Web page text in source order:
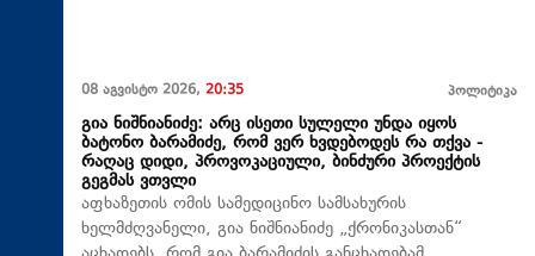
08 აგვისტო 2026, 20:35 პოლიტიკა
გია ნიშნიანიძე: არც ისეთი სულელი უნდა იყოს
ბატონო ბარამიძე, რომ ვერ ხვდებოდეს რა თქვა -
რაღაც დიდი, პროვოკაციული, ბინძური პროექტის
გეგმას ვთვლი
აფხაზეთის ომის სამედიცინო სამსახურის
ხელმძღვანელი, გია ნიშნიანიძე „ქრონიკასთან“